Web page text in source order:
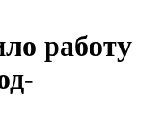
работу